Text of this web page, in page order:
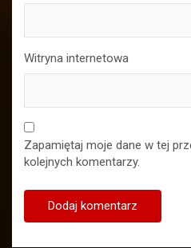
Witryna internetowa
Zapamiętaj moje dane w tej
kolejnych komentarzy.